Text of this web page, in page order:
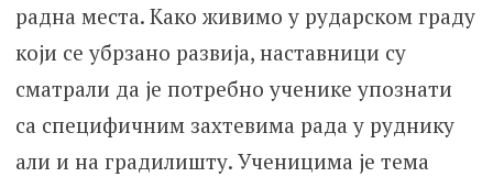
радна места. Како живимо у рударском граду
који се убрзано развија, наставници су
сматрали да је потребно ученике упознати
са специфичним захтевима рада у руднику
али и на градилишту. Ученицима је тема